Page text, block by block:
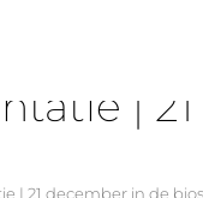
|
| 21 december in de